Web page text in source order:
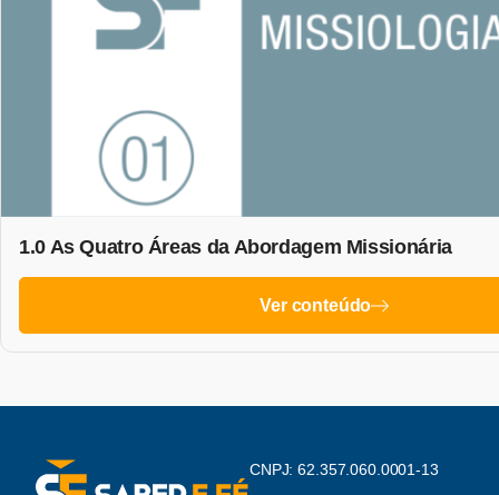
1.0 As Quatro Áreas da Abordagem Missionária
Ver conteúdo
CNPJ: 62.357.060.0001-13